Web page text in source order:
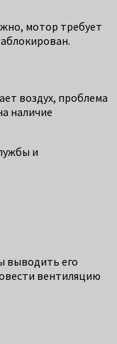
мотор требует
воздух, проблема
наличие
и
выводить его
вентиляцию